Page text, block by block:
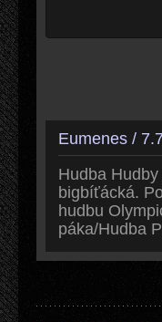
Eumenes /
Hudba
bigbíťácká.
hudbu
páka/Hudba